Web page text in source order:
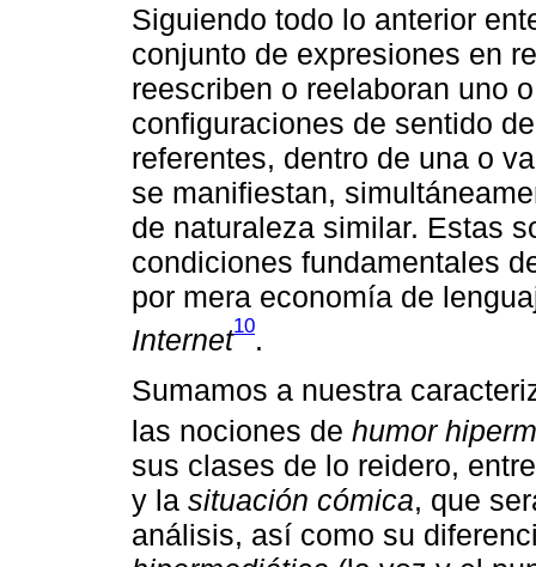
Siguiendo todo lo anterior
conjunto de expresiones en
reescriben o reelaboran uno
configuraciones de sentido
referentes, dentro de una o
se manifiestan,
de naturaleza similar. Estas
condiciones fundamentales
por mera economía de
Internet10.
Sumamos a nuestra
las nociones de humor
sus clases de lo reidero,
y la situación cómica, que
análisis, así como su